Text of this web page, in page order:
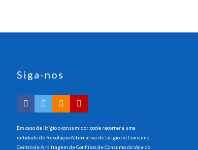
Siga-nos
Em caso de litígio o consumidor pode recorrer a uma
entidade de Resolução Alternativa de Litigio de Consumo:
Centro de Arbitragem de Conflitos de Consumo do Vale do